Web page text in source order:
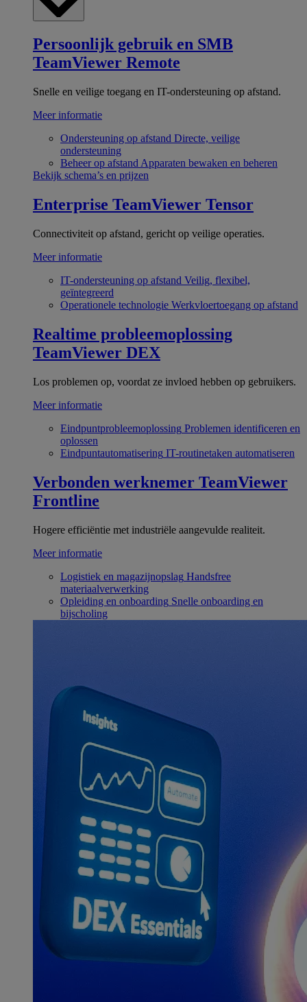
Persoonlijk gebruik en SMB
TeamViewer Remote
Snelle en veilige toegang en IT-ondersteuning op afstand.
Meer informatie
Ondersteuning op afstand Directe, veilige
ondersteuning
Beheer op afstand Apparaten bewaken en beheren
Bekijk schema’s en prijzen
Enterprise TeamViewer Tensor
Connectiviteit op afstand, gericht op veilige operaties.
Meer informatie
IT-ondersteuning op afstand Veilig, flexibel,
geïntegreerd
Operationele technologie Werkvloertoegang op afstand
Realtime probleemoplossing
TeamViewer DEX
Los problemen op, voordat ze invloed hebben op gebruikers.
Meer informatie
Eindpuntprobleemoplossing Problemen identificeren en
oplossen
Eindpuntautomatisering IT-routinetaken automatiseren
Verbonden werknemer TeamViewer
Frontline
Hogere efficiëntie met industriële aangevulde realiteit.
Meer informatie
Logistiek en magazijnopslag Handsfree
materiaalverwerking
Opleiding en onboarding Snelle onboarding en
bijscholing